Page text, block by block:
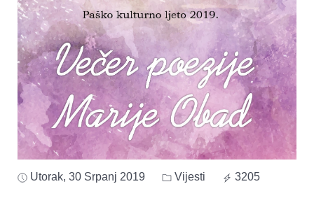
Utorak, 30 Srpanj 2019 Vijesti 3205